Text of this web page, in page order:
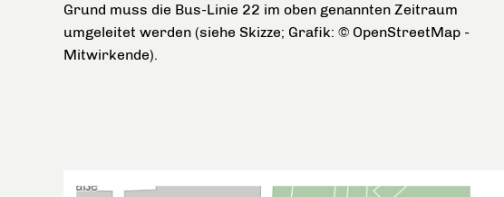
Grund muss die Bus-Linie 22 im oben genannten Zeitraum
umgeleitet werden (siehe Skizze; Grafik: © OpenStreetMap -
Mitwirkende).